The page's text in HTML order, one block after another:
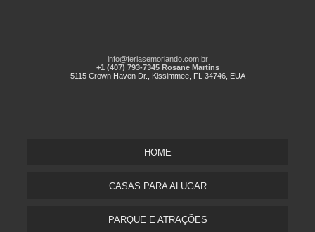
info@feriasemorlando.com.br
+1 (407) 793-7345 Rosane Martins
5115 Crown Haven Dr., Kissimmee, FL 34746, EUA
HOME
CASAS PARA ALUGAR
PARQUE E ATRAÇÕES